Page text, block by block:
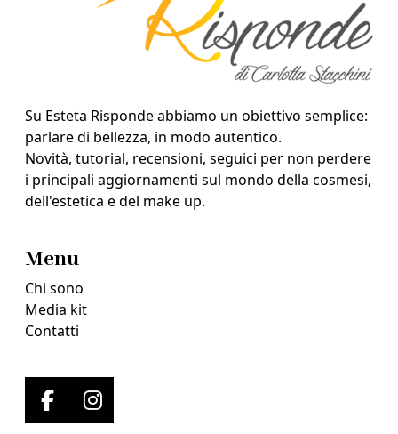
Su Esteta Risponde abbiamo un obiettivo semplice:
parlare di bellezza, in modo autentico.
Novità, tutorial, recensioni, seguici per non perdere
i principali aggiornamenti sul mondo della cosmesi,
dell'estetica e del make up.
Menu
Chi sono
Media kit
Contatti